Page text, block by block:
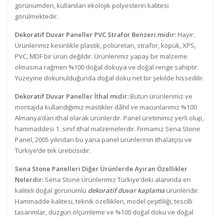
görünümden, kullanılan ekolojik polyesterin kalitesi
görülmektedir.
Dekoratif Duvar Paneller PVC Strafor Benzeri midir: Hayır.
Ürünlerimiz kesinlikle plastik, poliüretan, strafor, köpük, XPS,
PVC, MDF bir ürün değildir. Ürünlerimiz yapay bir malzeme
olmasına rağmen %100 doğal dokuya ve doğal renge sahiptir.
Yüzeyine dokunulduğunda doğal doku net bir şekilde hissedilir.
Dekoratif Duvar Paneller İthal midir: Bütün ürünlerimiz ve
montajda kullandığımız mastikler dâhil ve macunlarımız %100
Almanya’dan ithal olarak ürünlerdir. Panel üretimimiz yerli olup,
hammaddesi 1. sınıf ithal malzemelerdir. Firmamız Sena Stone
Panel, 2005 yılından bu yana panel ürünlerinin ithalatçısı ve
Türkiye’de tek üreticisidir.
Sena Stone Panelleri Diğer Ürünlerde Ayıran Özellikler
Nelerdir: Sena Stone Ürünlerimiz Türkiye’deki alanında en
kaliteli doğal görünümlü dekoratif duvar kaplama ürünleridir.
Hammadde kalitesi, teknik özellikleri, model çeşitliliği, tescilli
tasarımlar, düzgün ölçümleme ve %100 doğal doku ve doğal